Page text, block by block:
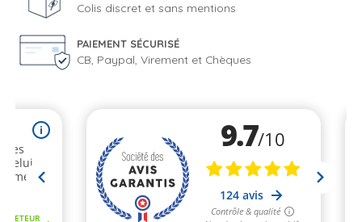
Colis discret et sans mentions
PAIEMENT SÉCURISÉ
CB, Paypal, Virement et Chèques